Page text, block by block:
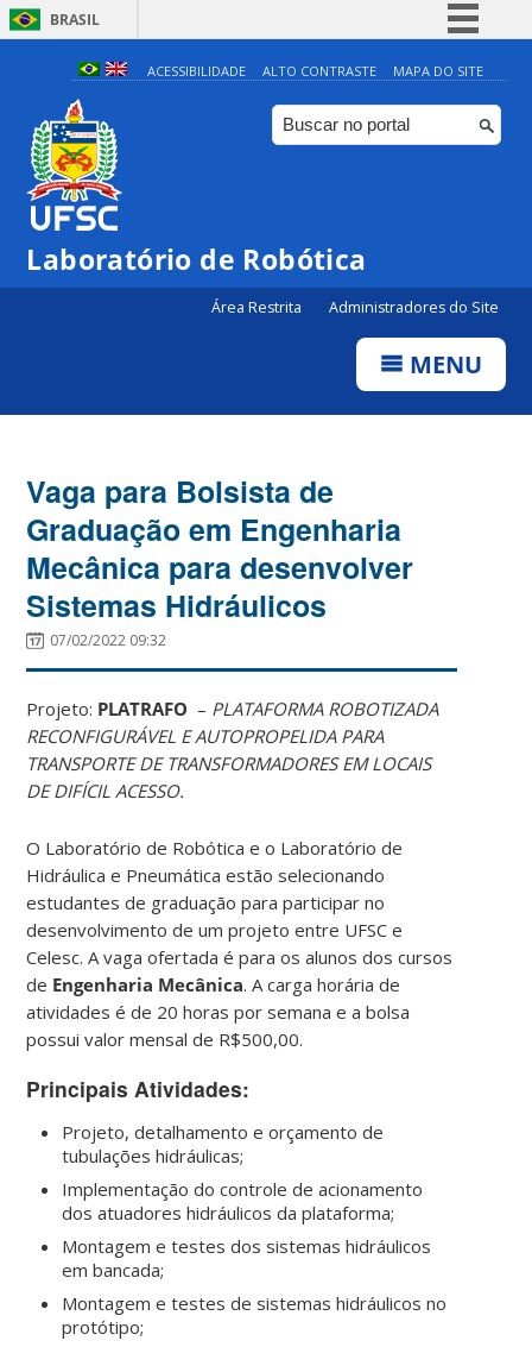
BRASIL
Simplifique!
Comunica BR
Participe
Canais
ACESSIBILIDADE ALTO CONTRASTE MAPA DO SITE
Laboratório de Robótica
Área Restrita Administradores do Site
MENU
Vaga para Bolsista de
Graduação em Engenharia
Mecânica para desenvolver
Sistemas Hidráulicos
07/02/2022 09:32
Projeto: PLATRAFO – PLATAFORMA ROBOTIZADA
RECONFIGURÁVEL E AUTOPROPELIDA PARA
TRANSPORTE DE TRANSFORMADORES EM LOCAIS
DE DIFÍCIL ACESSO.
O Laboratório de Robótica e o Laboratório de
Hidráulica e Pneumática estão selecionando
estudantes de graduação para participar no
desenvolvimento de um projeto entre UFSC e
Celesc. A vaga ofertada é para os alunos dos cursos
de Engenharia Mecânica. A carga horária de
atividades é de 20 horas por semana e a bolsa
possui valor mensal de R$500,00.
Principais Atividades:
Projeto, detalhamento e orçamento de
tubulações hidráulicas;
Implementação do controle de acionamento
dos atuadores hidráulicos da plataforma;
Montagem e testes dos sistemas hidráulicos
em bancada;
Montagem e testes de sistemas hidráulicos no
protótipo;